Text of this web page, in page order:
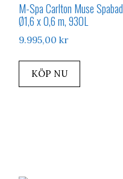
M-Spa Carlton Muse Spabad
Ø1,6 x 0,6 m, 930L
9.995,00 kr
KÖP NU